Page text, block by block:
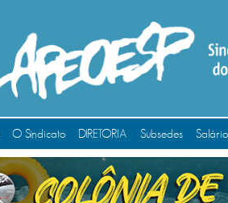
O Sindicato DIRETORIA Subsedes